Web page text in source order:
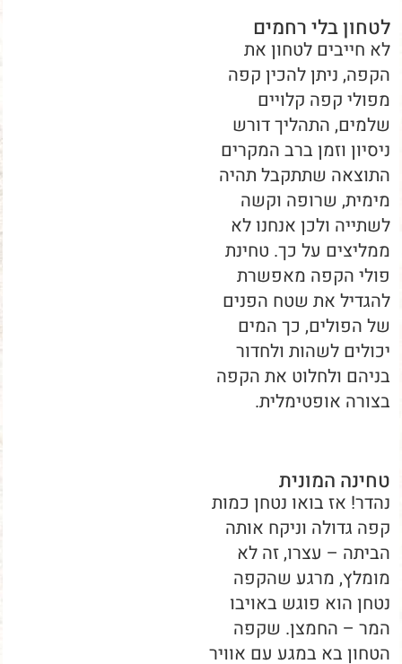
לטחון בלי רחמים
לא חייבים לטחון את
הקפה, ניתן להכין קפה
מפולי קפה קלויים
שלמים, התהליך דורש
ניסיון וזמן ברב המקרים
התוצאה שתתקבל תהיה
מימית, שרופה וקשה
לשתייה ולכן אנחנו לא
ממליצים על כך. טחינת
פולי הקפה מאפשרת
להגדיל את שטח הפנים
של הפולים, כך המים
יכולים לשהות ולחדור
בניהם ולחלוט את הקפה
בצורה אופטימלית.
טחינה המונית
נהדר! אז בואו נטחן כמות
קפה גדולה וניקח אותה
הביתה – עצרו, זה לא
מומלץ, מרגע שהקפה
נטחן הוא פוגש באויבו
המר – החמצן. שקפה
הטחון בא במגע עם אוויר